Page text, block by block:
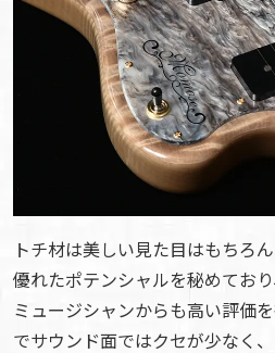
トチ材は美しい見た目はもちろ
優れたポテンシャルを秘めてお
ミュージシャンからも高い評価
でサウンド面ではクセが少なく